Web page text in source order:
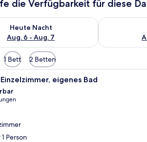
die Verfügbarkeit für diese
Heute Nacht
Aug. 6 - Aug. 7
Verfügbarkeit für heute Nacht, Aug. 6
Überprüfe
1 Bett 2 Betten
Ein Schlafzimmer mit einem
eigenes Bad
Person